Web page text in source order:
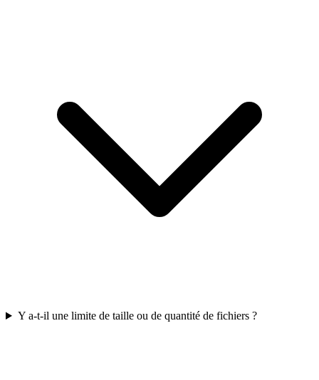
Y a-t-il une limite de taille ou de quantité de fichiers ?